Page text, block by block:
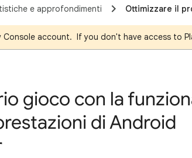
e approfondimenti Ottimizzare il
Console account. If you don't have access to
gioco con la
di Android